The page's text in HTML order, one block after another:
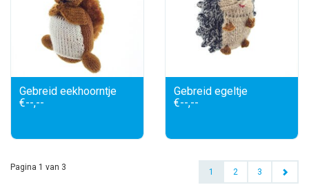
Gebreid eekhoorntje
€--,--
Gebreid egeltje
€--,--
Pagina 1 van 3 1 2 3